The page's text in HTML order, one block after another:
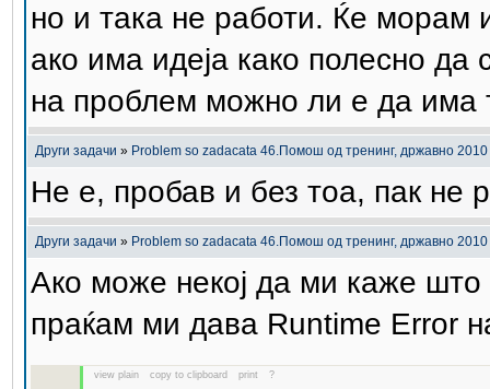
но и така не работи. Ќе морам
ако има идеја како полесно
на проблем можно ли е да има
Други задачи » Problem so zadacata 46.Помош од тренинг, државно 2010
Не е, пробав и без тоа, пак не
Други задачи » Problem so zadacata 46.Помош од тренинг, државно 2010
Ако може некој да ми каже што
праќам ми дава Runtime Error
view plain copy to clipboard print ?